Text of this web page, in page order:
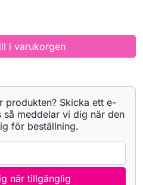
i varukorgen
produkten? Skicka ett e-
meddelar vi dig när den
för beställning.
när tillgänglig